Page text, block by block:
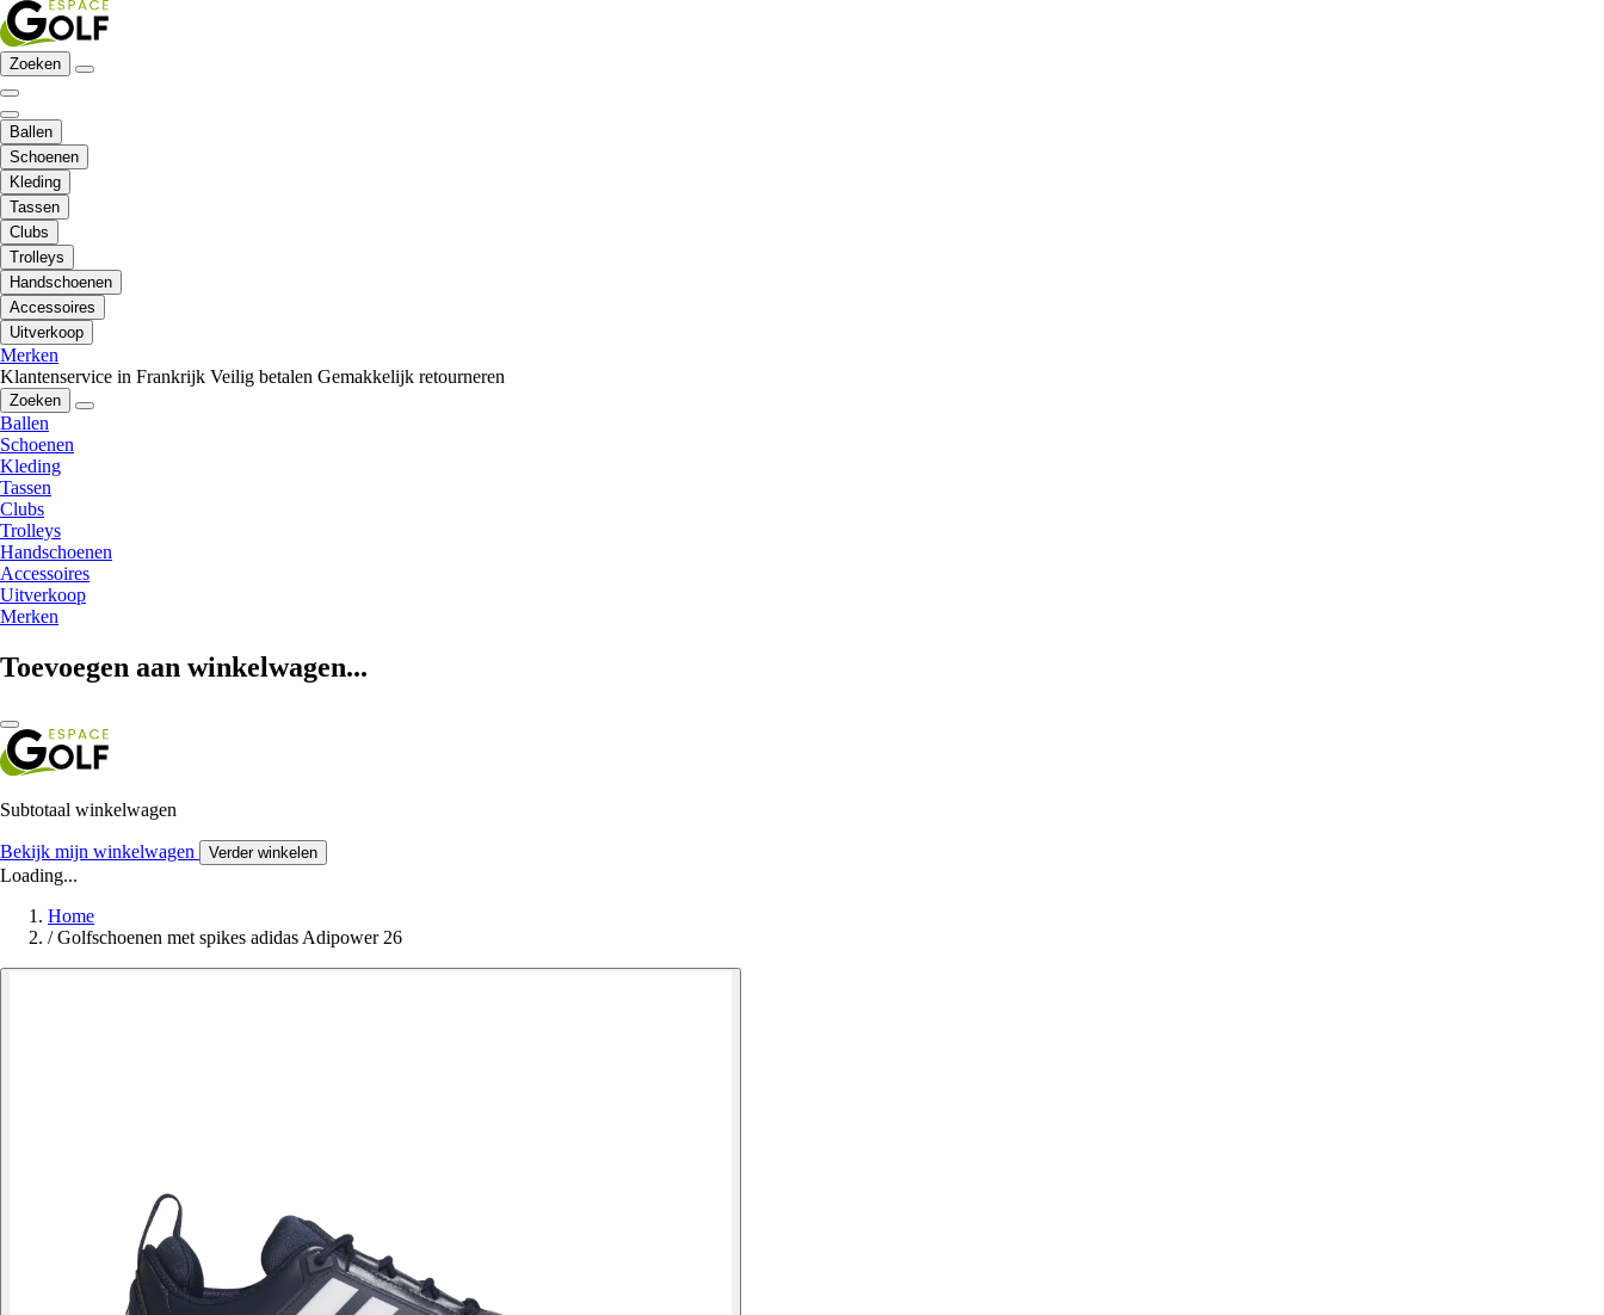
Zoeken
Ballen
Schoenen
Kleding
Tassen
Clubs
Trolleys
Handschoenen
Accessoires
Uitverkoop
Merken
Klantenservice in Frankrijk Veilig betalen Gemakkelijk retourneren
Zoeken
Ballen
Schoenen
Kleding
Tassen
Clubs
Trolleys
Handschoenen
Accessoires
Uitverkoop
Merken
Toevoegen aan winkelwagen...
Subtotaal winkelwagen
Bekijk mijn winkelwagen Verder winkelen
Loading...
Home
/ Golfschoenen met spikes adidas Adipower 26